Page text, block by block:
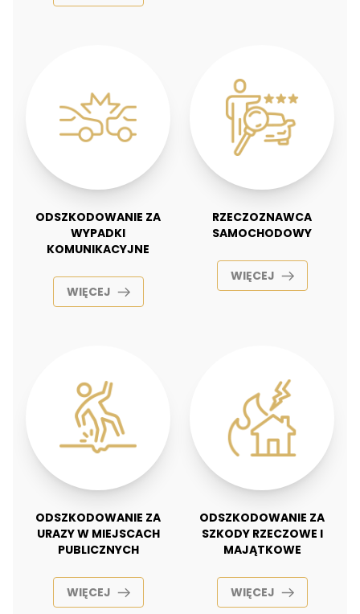
ODSZKODOWANIE ZA
WYPADKI
KOMUNIKACYJNE
WIĘCEJ
RZECZOZNAWCA
SAMOCHODOWY
WIĘCEJ
ODSZKODOWANIE ZA
URAZY W MIEJSCACH
PUBLICZNYCH
WIĘCEJ
ODSZKODOWANIE ZA
SZKODY RZECZOWE I
MAJĄTKOWE
WIĘCEJ